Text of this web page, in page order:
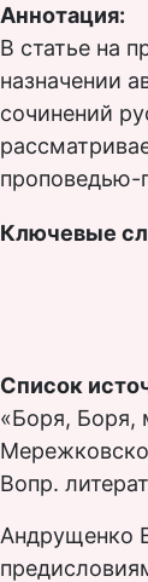
Аннотация:
В статье на
назначении
сочинений
проповедью-
Ключевые
Список
«Боря,
Вопр.
Андрущенко